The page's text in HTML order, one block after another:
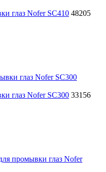
глаз Nofer SC410 48205
глаз Nofer SC300 33156